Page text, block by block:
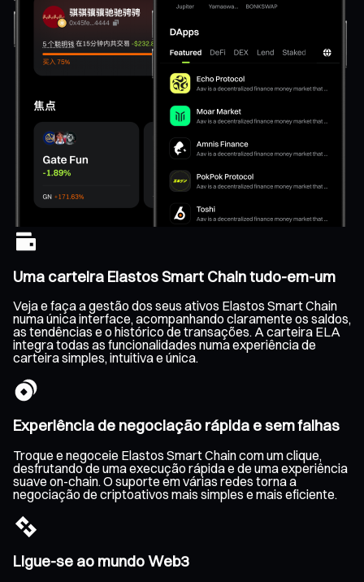
Uma carteira Elastos Smart Chain tudo-em-um
Veja e faça a gestão dos seus ativos Elastos Smart Chain
numa única interface, acompanhando claramente os saldos,
as tendências e o histórico de transações. A carteira ELA
integra todas as funcionalidades numa experiência de
carteira simples, intuitiva e única.
Experiência de negociação rápida e sem falhas
Troque e negoceie Elastos Smart Chain com um clique,
desfrutando de uma execução rápida e de uma experiência
suave on-chain. O suporte em várias redes torna a
negociação de criptoativos mais simples e mais eficiente.
Ligue-se ao mundo Web3